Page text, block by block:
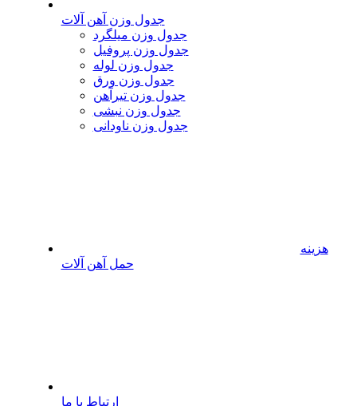
جدول وزن آهن آلات
جدول وزن میلگرد
جدول وزن پروفیل
جدول وزن لوله
جدول وزن ورق
جدول وزن تیرآهن
جدول وزن نبشی
جدول وزن ناودانی
هزینه
حمل آهن آلات
ارتباط با ما